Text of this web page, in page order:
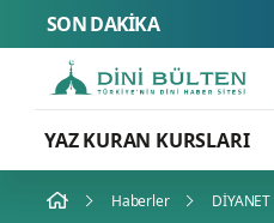
SON DAKİKA
YAZ KURAN KURSLARI
Haberler DİYANET